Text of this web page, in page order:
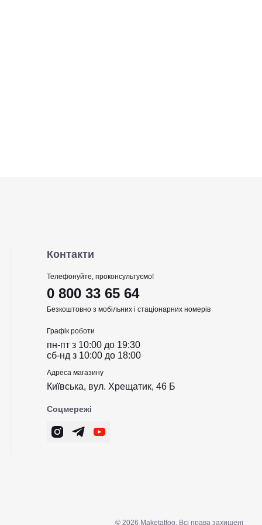
Контакти
Телефонуйте, проконсультуємо!
0 800 33 65 64
Безкоштовно з мобільних і стаціонарних номерів
Графік роботи
пн-пт з 10:00 до 19:30
сб-нд з 10:00 до 18:00
Адреса магазину
Київська, вул. Хрещатик, 46 Б
Соцмережі
© 2026 Maketattoo. Всі права захищені